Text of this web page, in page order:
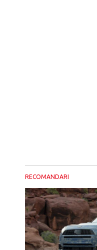
RECOMANDARI